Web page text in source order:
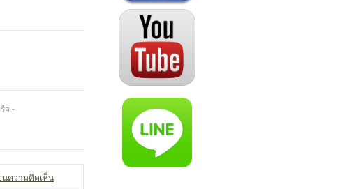
อ -
นความคิดเห็น